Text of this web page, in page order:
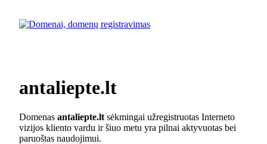
antaliepte.lt
Domenas antaliepte.lt sėkmingai užregistruotas Interneto
vizijos kliento vardu ir šiuo metu yra pilnai aktyvuotas bei
paruoštas naudojimui.